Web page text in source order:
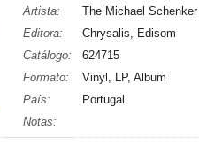
Artista:
The Michael Schenker
Editora:
Chrysalis, Edisom
Catálogo:
624715
Formato:
Vinyl, LP, Album
País:
Portugal
Notas: